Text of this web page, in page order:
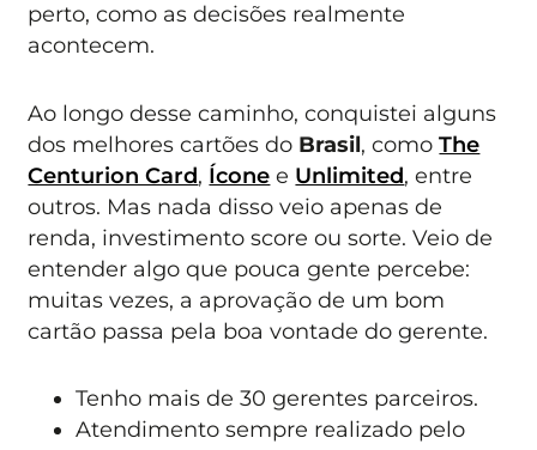
perto, como as decisões realmente
acontecem.
Ao longo desse caminho, conquistei alguns
dos melhores cartões do Brasil, comoThe
Centurion Card, Ícone e Unlimited, entre
outros. Mas nada disso veio apenas de
renda, investimento score ou sorte. Veio de
entender algo que pouca gente percebe:
muitas vezes, a aprovação de um bom
cartão passa pela boa vontade do gerente.
Tenho mais de 30 gerentes parceiros.
Atendimento sempre realizado pelo